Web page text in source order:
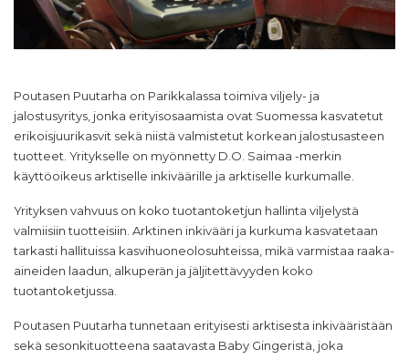
Poutasen Puutarha on Parikkalassa toimiva viljely- ja
jalostusyritys, jonka erityisosaamista ovat Suomessa kasvatetut
erikoisjuurikasvit sekä niistä valmistetut korkean jalostusasteen
tuotteet. Yritykselle on myönnetty D.O. Saimaa -merkin
käyttöoikeus arktiselle inkiväärille ja arktiselle kurkumalle.
Yrityksen vahvuus on koko tuotantoketjun hallinta viljelystä
valmiisiin tuotteisiin. Arktinen inkivääri ja kurkuma kasvatetaan
tarkasti hallituissa kasvihuoneolosuhteissa, mikä varmistaa raaka-
aineiden laadun, alkuperän ja jäljitettävyyden koko
tuotantoketjussa.
Poutasen Puutarha tunnetaan erityisesti arktisesta inkivääristään
sekä sesonkituotteena saatavasta Baby Gingeristä, joka